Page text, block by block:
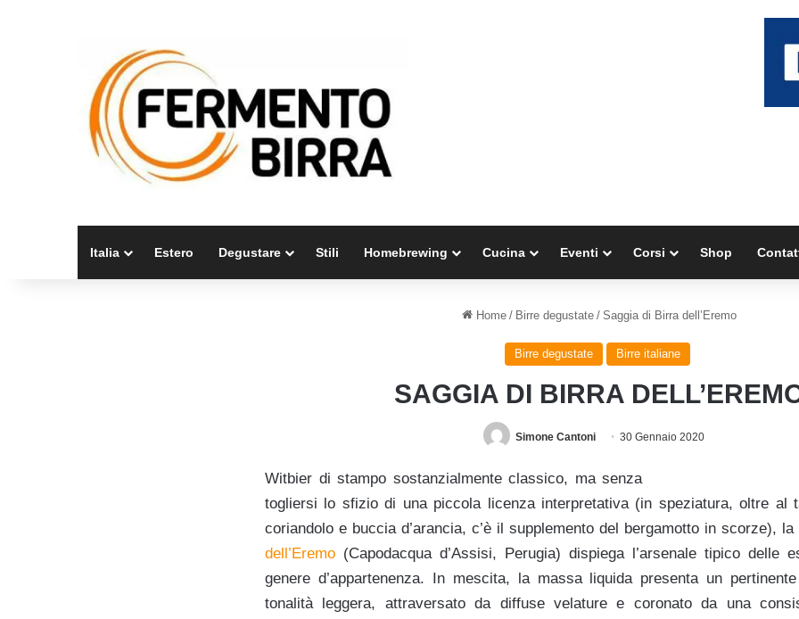
Italia Estero Degustare Stili Homebrewing Cucina Eventi Corsi Shop
Home / Birre degustate / Saggia di Birra dell’Eremo
Birre degustate Birre italiane
SAGGIA DI BIRRA
Simone Cantoni 30 Gennaio 2020
Witbier di stampo sostanzialmente classico, ma senza
togliersi lo sfizio di una piccola licenza interpretativa (in speziatura, oltre al
coriandolo e buccia d’arancia, c’è il supplemento del bergamotto in scorze),
dell’Eremo (Capodacqua d’Assisi, Perugia) dispiega l’arsenale tipico delle
genere d’appartenenza. In mescita, la massa liquida presenta un
tonalità leggera, attraversato da diffuse velature e coronato da una